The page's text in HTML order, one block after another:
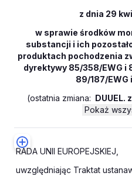
z dnia 29
w sprawie środków
substancji i ich
produktach pochodzenia
dyrektywy 85/358/EWG i
89/187/EWG
(ostatnia zmiana: DUUEL.
Pokaż
RADA UNII EUROPEJSKIEJ,
uwzględniając Traktat